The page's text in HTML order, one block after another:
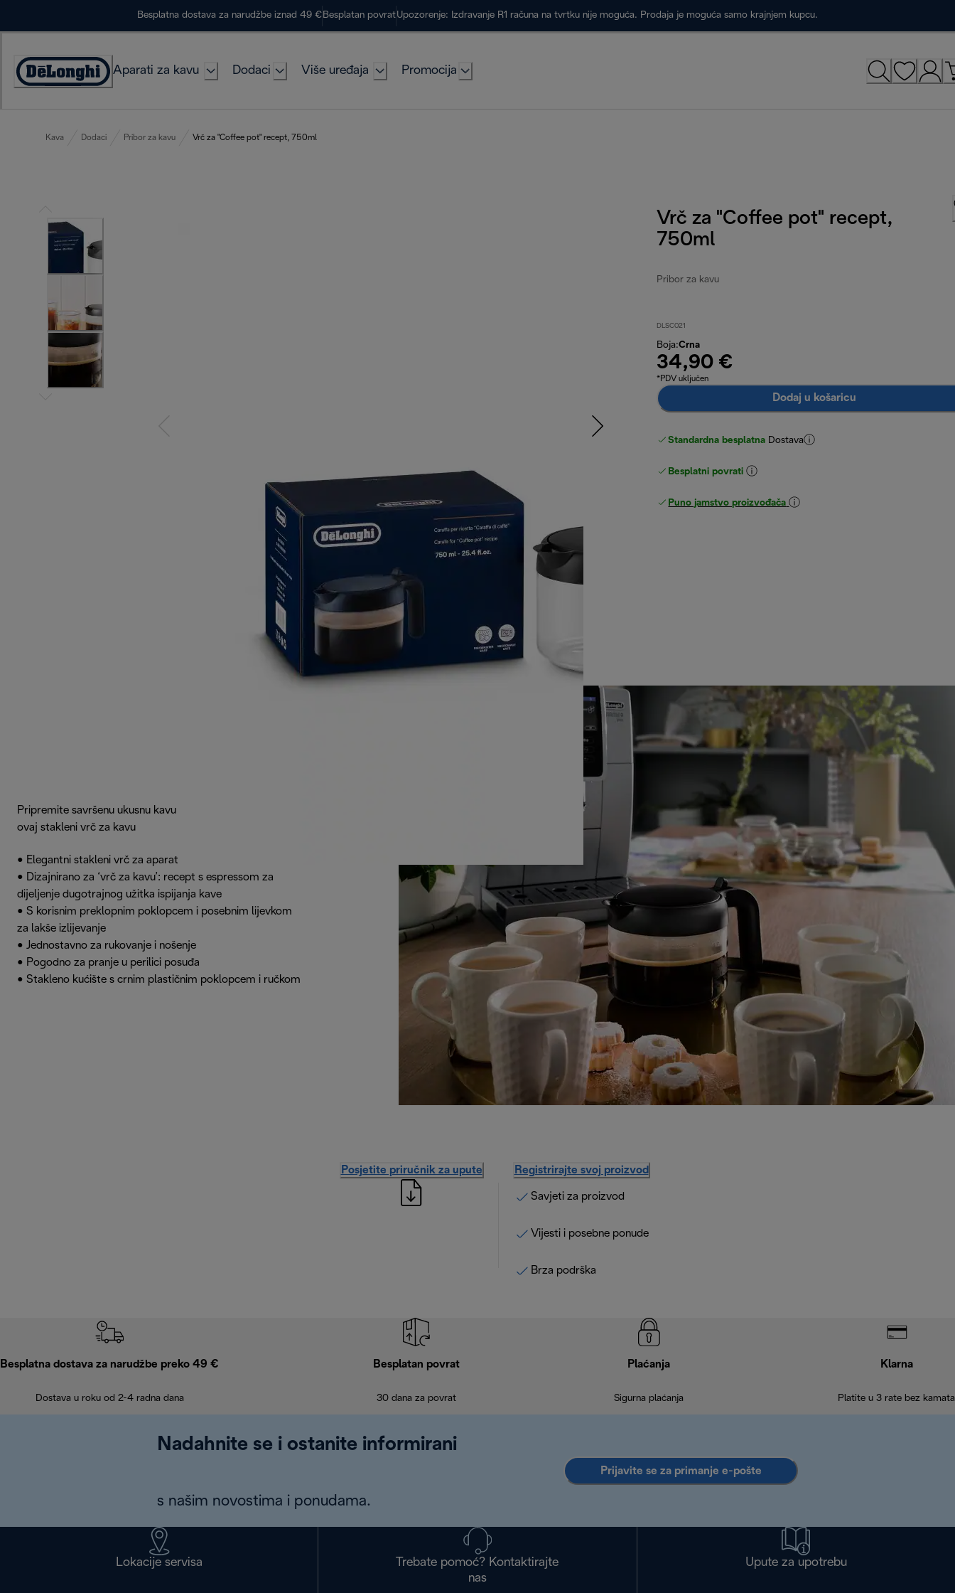
Besplatna dostava za narudžbe iznad 49 € Besplatan povratUpozorenje: Izdravanje R1 računa na tvrtku nije moguća. Prodaja je moguća samo krajnjem kupcu.
Accessibility
Aparati za kavu Dodaci Više uređaja Promocija
Kava Dodaci Pribor za kavu Vrč za "Coffee pot" recept, 750ml
Vrč za "Coffee pot" recept,
750ml
Pribor za kavu
DLSC021
Boja:Crna
34,90 €
*PDV uključen
Dodaj u košaricu
Standardna besplatna Dostava
Besplatni povrati
Puno jamstvo proizvođača
Pripremite savršenu ukusnu kavu s dugotrajnim okusom uz
ovaj stakleni vrč za kavu
• Elegantni stakleni vrč za aparate za kavu u zrnu
• Dizajnirano za ‘vrč za kavu’: recept s espressom za
dijeljenje dugotrajnog užitka ispijanja kave
• S korisnim preklopnim poklopcem i posebnim lijevkom
za lakše izlijevanje
• Jednostavno za rukovanje i nošenje
• Pogodno za pranje u perilici posuđa
• Stakleno kućište s crnim plastičnim poklopcem i ručkom
Posjetite priručnik za upute Registrirajte svoj proizvod
Savjeti za proizvod
Vijesti i posebne ponude
Brza podrška
Besplatna dostava za narudžbe preko 49 €
Dostava u roku od 2-4 radna dana
Besplatan povrat
30 dana za povrat
Plaćanja
Sigurna plaćanja
Klarna
Platite u 3 rate bez kamata
Nadahnite se i ostanite informirani
s našim novostima i ponudama.
Prijavite se za primanje e-pošte
Lokacije servisa
Trebate pomoć? Kontaktirajte
nas
Upute za upotrebu